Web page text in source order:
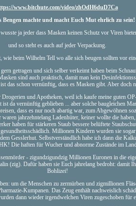
www.bitchute.com/video/zhOdH6duD7Ca
Bengen machte und macht Euch Mut ehrlich zu sein!
ja jeder dass Masken keinen Schutz vor Viren
und so steht es auch auf jeder Verpackung.
beim Wilhelm Tell wo alle sich beugen sollten vor
getragen und sich selber verkeimt haben beim
sind auch praktisch, damit man kein
das schon vernünftig, dass es Masken gibt. Aber
und Apotheken, weil ich kaufe meine guten
da vernünftig geblieben ... aber solche baugleichen
dass es nur noch abartig war, zum Abgewöhnen
jahrzehntelang Ladenhüter, keiner wollte die
haben für stärkeren Staub bessere belüftete
Millionen Kindern wurden sie
Gesslerhut. Selbstverständlich habe ich dann die
Die haften für Wucher und abnorme Zustände im
- zigundzigundzig Millionen Euronen in die
(zig). Dafür haben sie Euch jahrelang bedroht: damit
Bohlizei!
um die Menschen zu zermürben und zigmillionen
Kumpanen. Das Zeug enthält nachweislich
dann wieder irgendwelchen Viren zugeschoben für